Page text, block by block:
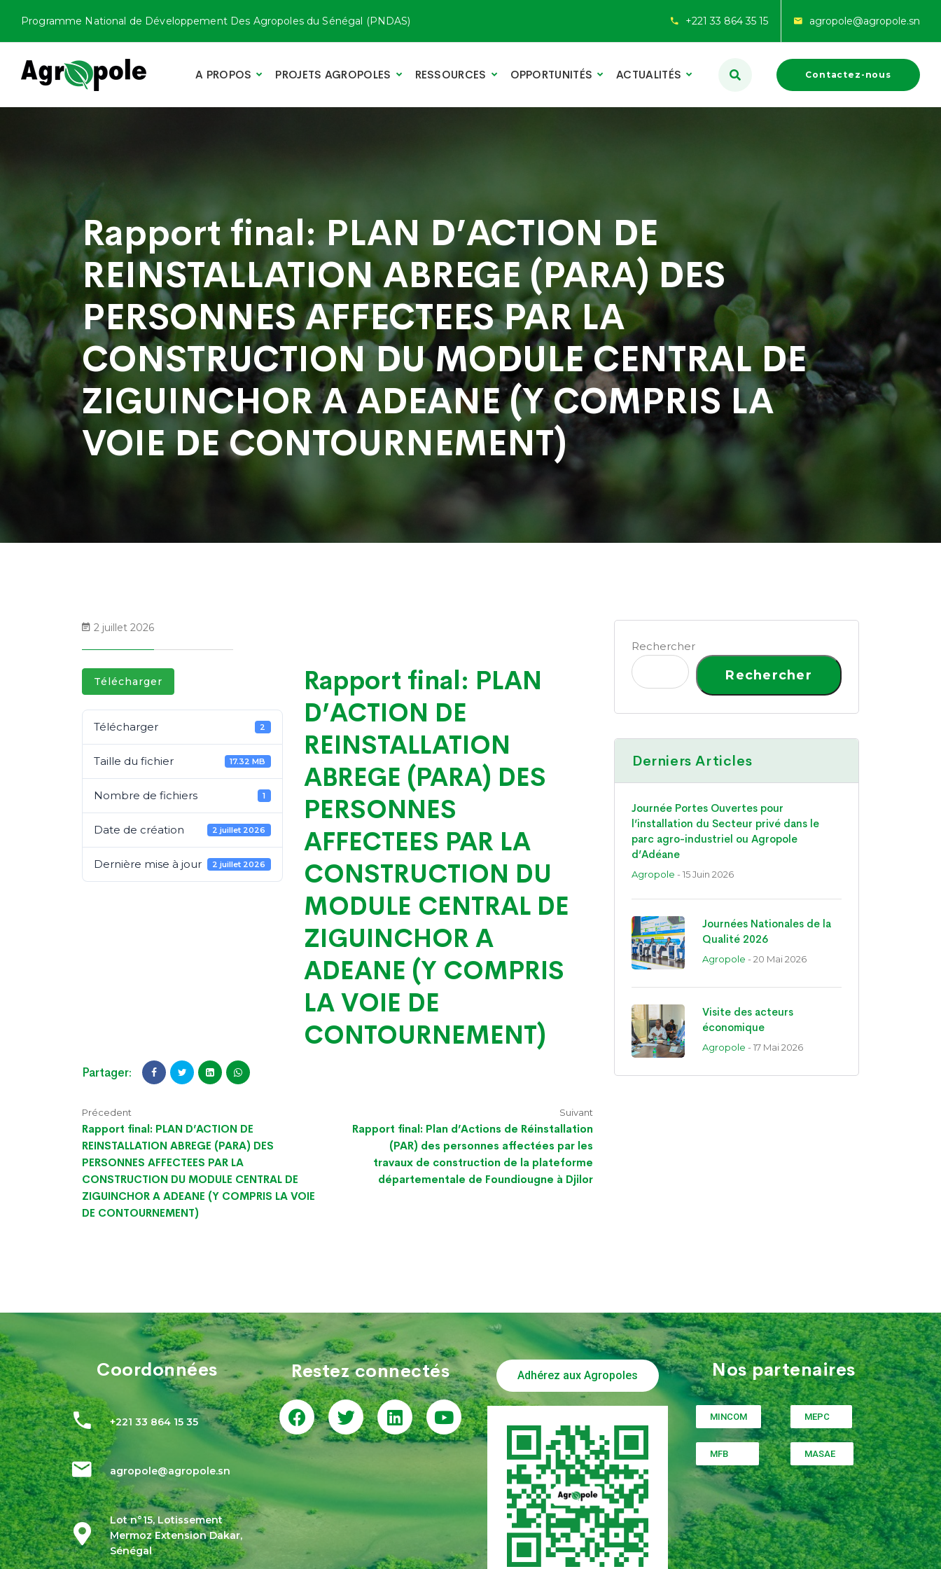
Programme National de Développement Des Agropoles du Sénégal (PNDAS) +221 33 864 35 15 agropole@agropole.sn
A PROPOS PROJETS AGROPOLES RESSOURCES OPPORTUNITÉS ACTUALITÉS Contactez-nous
Rapport final: PLAN D’ACTION DE
REINSTALLATION ABREGE (PARA) DES
PERSONNES AFFECTEES PAR LA
CONSTRUCTION DU MODULE CENTRAL DE
ZIGUINCHOR A ADEANE (Y COMPRIS LA
VOIE DE CONTOURNEMENT)
2 juillet 2026
Télécharger
Télécharger 2
Taille du fichier 17.32 MB
Nombre de fichiers 1
Date de création 2 juillet 2026
Dernière mise à jour 2 juillet 2026
Rapport final: PLAN
D’ACTION DE
REINSTALLATION
ABREGE (PARA) DES
PERSONNES
AFFECTEES PAR LA
CONSTRUCTION DU
MODULE CENTRAL DE
ZIGUINCHOR A
ADEANE (Y COMPRIS
LA VOIE DE
CONTOURNEMENT)
Partager:
Précedent
Rapport final: PLAN D’ACTION DE
REINSTALLATION ABREGE (PARA) DES
PERSONNES AFFECTEES PAR LA
CONSTRUCTION DU MODULE CENTRAL DE
ZIGUINCHOR A ADEANE (Y COMPRIS LA VOIE
DE CONTOURNEMENT)
Suivant
Rapport final: Plan d’Actions de Réinstallation
(PAR) des personnes affectées par les
travaux de construction de la plateforme
départementale de Foundiougne à Djilor
Rechercher
Rechercher
Derniers Articles
Journée Portes Ouvertes pour
l’installation du Secteur privé dans le
parc agro-industriel ou Agropole
d’Adéane
Agropole - 15 Juin 2026
Journées Nationales de la
Qualité 2026
Agropole - 20 Mai 2026
Visite des acteurs
économique
Agropole - 17 Mai 2026
Coordonnées
+221 33 864 15 35
agropole@agropole.sn
Lot n°15, Lotissement
Mermoz Extension Dakar,
Sénégal
Restez connectés Adhérez aux Agropoles Nos partenaires
MINCOM MEPC
MFB MASAE